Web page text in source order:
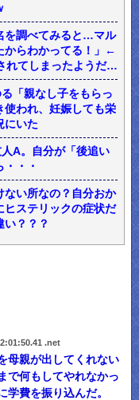
を調べてみると…マル
からわかってる！」←
れてしまったようだ…
「親なし子をもらっ
使われ、妊娠しても栄
にいた
A。自分が「後追い
・・
ない所なの？自分おか
ヒステリックの症状だ
？？？
.net
母親が出してくれない
で何もしてやれなかっ
費を振り込んだ。